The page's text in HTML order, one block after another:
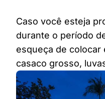
Caso você esteja
durante o período
esqueça de colocar
casaco grosso,